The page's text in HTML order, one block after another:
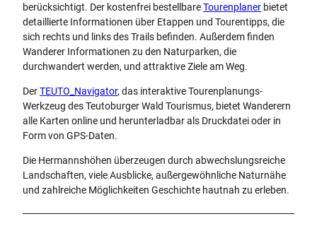
berücksichtigt. Der kostenfrei bestellbareTourenplaner bietet
detaillierte Informationen über Etappen und Tourentipps, die
sich rechts und links des Trails befinden. Außerdem finden
Wanderer Informationen zu den Naturparken, die
durchwandert werden, und attraktive Ziele am Weg.
DerTEUTO_Navigator, das interaktive Tourenplanungs-
Werkzeug des Teutoburger Wald Tourismus, bietet Wanderern
alle Karten online und herunterladbar als Druckdatei oder in
Form von GPS-Daten.
Die Hermannshöhen überzeugen durch abwechslungsreiche
Landschaften, viele Ausblicke, außergewöhnliche Naturnähe
und zahlreiche Möglichkeiten Geschichte hautnah zu erleben.